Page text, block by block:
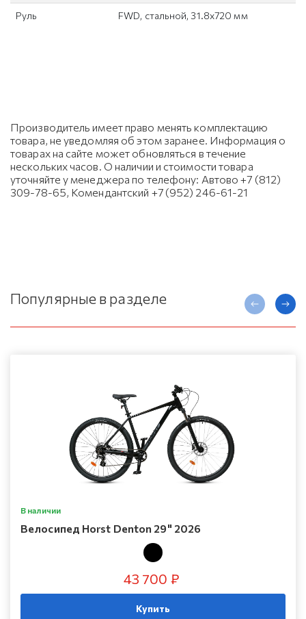
Руль FWD, cтальной, 31.8х720 мм
Производитель имеет право менять комплектацию
товара, не уведомляя об этом заранее. Информация о
товарах на сайте может обновляться в течение
нескольких часов. О наличии и стоимости товара
уточняйте у менеджера по телефону: Автово +7 (812)
309-78-65, Комендантский +7 (952) 246-61-21
Популярные в разделе
В наличии
Велосипед Horst Denton 29" 2026
43 700 ₽
Купить